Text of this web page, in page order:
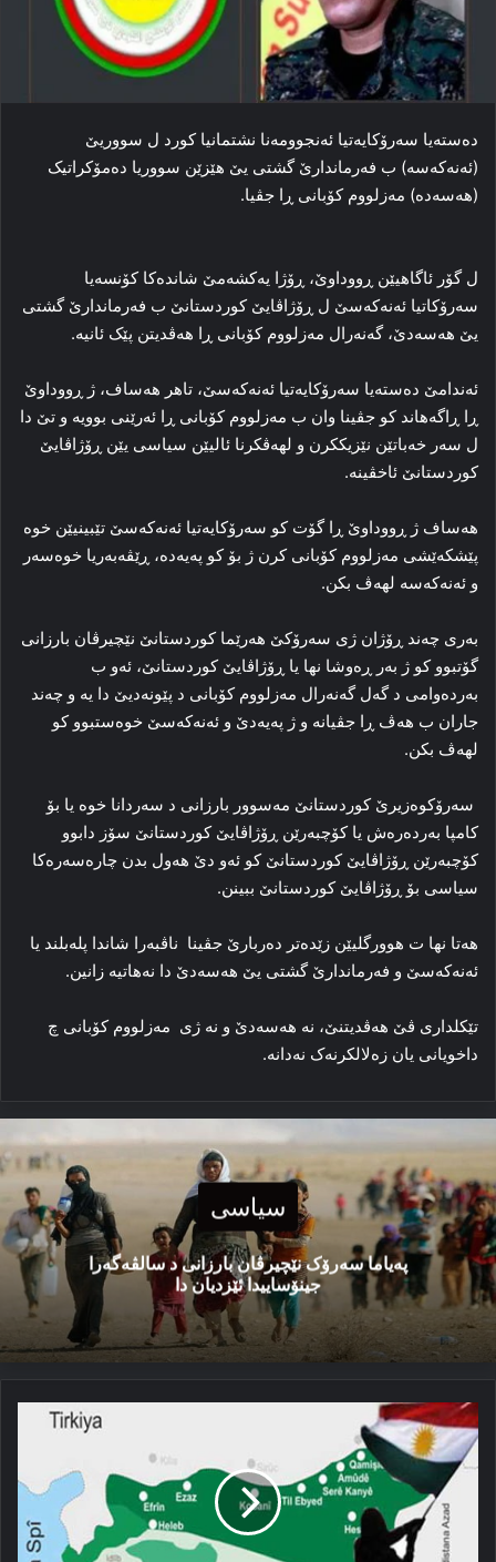
ده‌سته‌یا سه‌رۆکایه‌تیا ئه‌نجوومه‌نا نشتمانیا کورد ل سووریێ
(ئه‌نەکەسە) ب فه‌رماندارێ گشتی یێ هێزێن سووریا ده‌مۆکراتیک
(هەسەدە) مەزلووم کۆبانی ڕا جڤیا.
ل گۆر ئاگاهیێن ڕووداوێ، ڕۆژا یه‌کشه‌مێ شانده‌کا کۆنسه‌یا
سه‌رۆکاتیا ئه‌نەکەسێ ل ڕۆژاڤایێ کوردستانێ ب فه‌رماندارێ گشتی
یێ هەسەدێ، گه‌نه‌رال مەزلووم کۆبانی ڕا هه‌ڤدیتن پێک ئانیه‌.
ئه‌ندامێ ده‌سته‌یا سه‌رۆکایه‌تیا ئه‌نەکەسێ، تاهر هه‌ساف، ژ ڕووداوێ
ڕا ڕاگەهاند کو جڤینا وان ب مەزلووم کۆبانی ڕا ئه‌رێنی بوویه‌ و تێ دا
ل سه‌ر خەباتێن نێزیککرن و لهه‌ڤکرنا ئالیێن سیاسی یێن ڕۆژاڤایێ
کوردستانێ ئاخڤینه‌.
هه‌ساف ژ ڕووداوێ ڕا گۆت کو سه‌رۆکایه‌تیا ئه‌نەکەسێ تێبینیێن خوه‌
پێشکەێشی مەزلووم کۆبانی کرن ژ بۆ کو پەیەدە، ڕێڤه‌به‌ریا خوه‌سه‌ر
و ئه‌نەکەسە لهه‌ڤ بکن.
به‌ری چه‌ند ڕۆژان ژی سه‌رۆکێ هه‌رێما کوردستانێ نێچیرڤان بارزانی
گۆتبوو کو ژ به‌ر ڕه‌وشا نها یا ڕۆژاڤایێ کوردستانێ، ئه‌و ب
به‌رده‌وامی د گه‌ل گه‌نه‌رال مه‌زلووم کۆبانی د پێونه‌دیێ دا یه‌ و چه‌ند
جاران ب هه‌ڤ ڕا جڤیانه‌ و ژ پەیەدێ و ئه‌نەکەسێ خوه‌ستبوو کو
لهه‌ڤ بکن.
سه‌رۆکوه‌زیرێ کوردستانێ مه‌سوور بارزانی د سه‌ردانا خوه‌ یا بۆ
کامپا به‌رده‌ره‌ش یا کۆچبه‌رێن ڕۆژاڤایێ کوردستانێ سۆز دابوو
کۆچبه‌رێن ڕۆژاڤایێ کوردستانێ کو ئه‌و دێ هه‌ول بدن چاره‌سه‌ره‌کا
سیاسی بۆ ڕۆژاڤایێ کوردستانێ ببینن.
هه‌تا نها ت هوورگلیێن زێده‌تر ده‌ربارێ جڤینا ناڤبه‌را شاندا پله‌بلند یا
ئه‌نەکەسێ و فه‌رماندارێ گشتی یێ هەسەدێ دا نه‌هاتیه‌ زانین.
تێکلداری ڤێ هه‌ڤدیتنێ، نه‌ هەسەدێ و نه‌ ژی مەزلووم کۆبانی چ
داخویانی یان زه‌لالکرنه‌ک نه‌دانه‌.
سیاسی
پەیاما سەرۆک نێچیرڤان بارزانی د سالڤەگەرا
جینۆساییدا ئێزدیان دا
ل
رۆژاڤایێ
کوردستانێ
سیاسەتا
راست